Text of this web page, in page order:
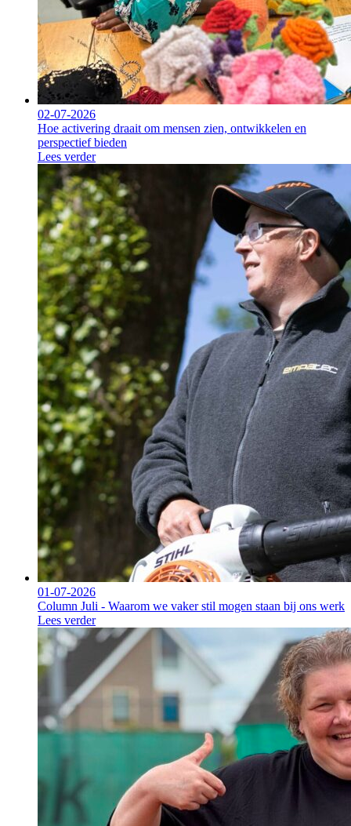
02-07-2026
Hoe activering draait om mensen zien, ontwikkelen en
perspectief bieden
Lees verder
01-07-2026
Column Juli - Waarom we vaker stil mogen staan bij ons werk
Lees verder